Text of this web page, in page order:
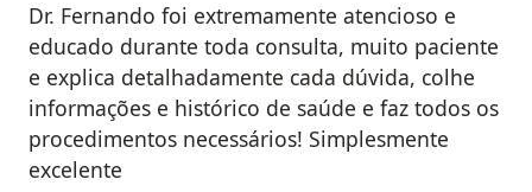
Dr. Fernando foi extremamente atencioso e
educado durante toda consulta, muito paciente
e explica detalhadamente cada dúvida, colhe
informações e histórico de saúde e faz todos os
procedimentos necessários! Simplesmente
excelente